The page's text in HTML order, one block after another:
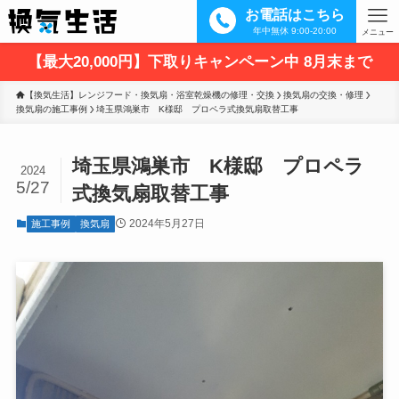
お電話はこちら
年中無休 9:00-20:00 メニュー
【最大20,000円】下取りキャンペーン中 8月末まで
【換気生活】レンジフード・換気扇・浴室乾燥機の修理・交換
換気扇の交換・修理
換気扇の施工事例
埼玉県鴻巣市　K様邸　プロペラ式換気扇取替工事
埼玉県鴻巣市 K様邸 プロペラ
式換気扇取替工事
2024
5/27
施工事例 換気扇 2024年5月27日